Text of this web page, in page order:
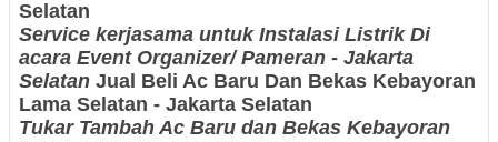
Selatan
Service kerjasama untuk Instalasi Listrik Di
acara Event Organizer/ Pameran - Jakarta
Selatan Jual Beli Ac Baru Dan Bekas Kebayoran
Lama Selatan - Jakarta Selatan
Tukar Tambah Ac Baru dan Bekas Kebayoran